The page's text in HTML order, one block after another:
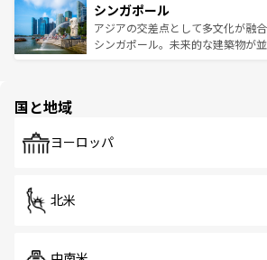
参照してほしい。
激する。気候は一年中温暖で、ど
が待っている。親しみやすいタイ
た文化、そして多様な観光資源が
み、どこを訪れても感動するはず。
ており、効率よく見どころを回れ
うな絶景から文化的な体験まで、
シンガポール
アジアの交差点として多文化が融
シンガポール。未来的な建築物が
で、ホーカーズは地元の風情を楽
国と地域
ヨーロッパ
北米